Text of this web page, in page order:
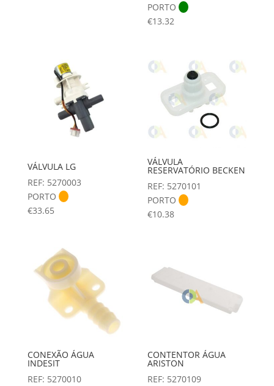
PORTO
€13.32
VÁLVULA LG
REF: 5270003
PORTO
€33.65
VÁLVULA
RESERVATÓRIO BECKEN
REF: 5270101
PORTO
€10.38
CONEXÃO ÁGUA
INDESIT
REF: 5270010
CONTENTOR ÁGUA
ARISTON
REF: 5270109